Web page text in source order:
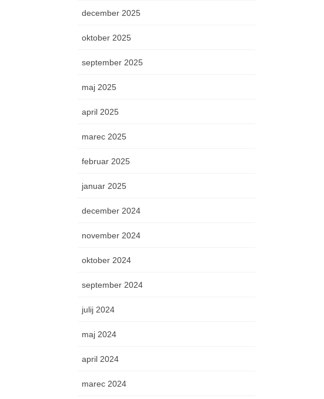
december 2025
oktober 2025
september 2025
maj 2025
april 2025
marec 2025
februar 2025
januar 2025
december 2024
november 2024
oktober 2024
september 2024
julij 2024
maj 2024
april 2024
marec 2024